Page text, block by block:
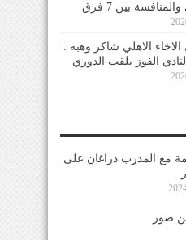
بين 7 فرق
الاهلي شاكر وهبه :
الفوز بلقب الدوري
مع المدرب دراغان على
صور